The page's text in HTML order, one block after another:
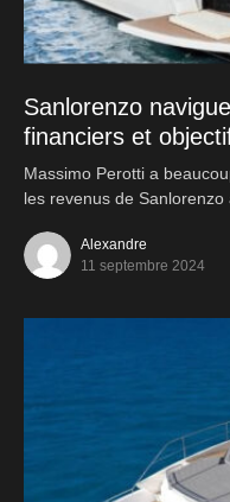
Sanlorenzo
financiers et
Massimo Perotti a
les revenus de
Alexandre
11 septembre 2024